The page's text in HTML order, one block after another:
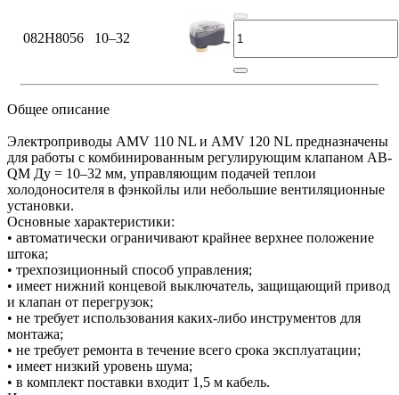
082H8056 10–32
Общее описание
Электроприводы AMV 110 NL и AMV 120 NL предназначены
для работы с комбинированным регулирующим клапаном AB-
QM Ду = 10–32 мм, управляющим подачей теплои
холодоносителя в фэнкойлы или небольшие вентиляционные
установки.
Основные характеристики:
• автоматически ограничивают крайнее верхнее положение
штока;
• трехпозиционный способ управления;
• имеет нижний концевой выключатель, защищающий привод
и клапан от перегрузок;
• не требует использования каких-либо инструментов для
монтажа;
• не требует ремонта в течение всего срока эксплуатации;
• имеет низкий уровень шума;
• в комплект поставки входит 1,5 м кабель.